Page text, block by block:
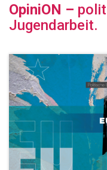
OpiniON –
Jugendarbeit.